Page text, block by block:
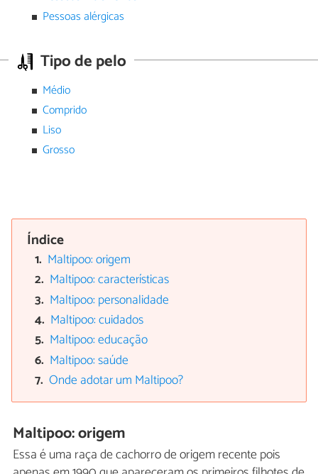
Pessoas alérgicas
Tipo de pelo
Médio
Comprido
Liso
Grosso
Índice
Maltipoo: origem
Maltipoo: características
Maltipoo: personalidade
Maltipoo: cuidados
Maltipoo: educação
Maltipoo: saúde
Onde adotar um Maltipoo?
Maltipoo: origem
Essa é uma raça de cachorro de origem recente pois